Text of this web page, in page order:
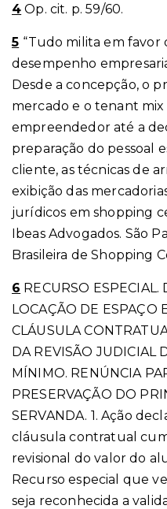
4 Op. cit. p. 59/60.
5 “Tudo milita em favor
desempenho
Desde a concepção, o
mercado e o tenant
empreendedor até a
preparação do pessoal
cliente, as técnicas de
exibição das
jurídicos em shopping
Ibeas Advogados. São
Brasileira de Shopping
6 RECURSO ESPECIAL.
LOCAÇÃO DE ESPAÇO
CLÁUSULA
DA REVISÃO JUDICIAL
MÍNIMO. RENÚNCIA
PRESERVAÇÃO DO
SERVANDA. 1. Ação
cláusula contratual
revisional do valor do
Recurso especial que
seja reconhecida a